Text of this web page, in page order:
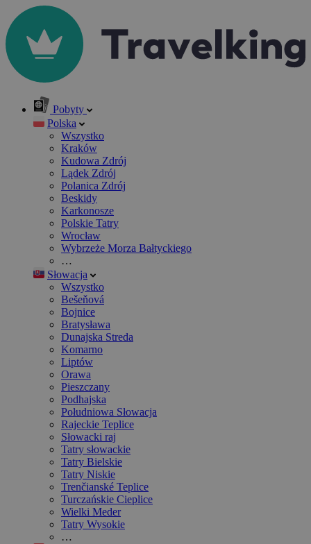
Pobyty
Polska
Wszystko
Kraków
Kudowa Zdrój
Lądek Zdrój
Polanica Zdrój
Beskidy
Karkonosze
Polskie Tatry
Wrocław
Wybrzeże Morza Bałtyckiego
…
Słowacja
Wszystko
Bešeňová
Bojnice
Bratysława
Dunajska Streda
Komarno
Liptów
Orawa
Pieszczany
Podhajska
Południowa Słowacja
Rajeckie Teplice
Słowacki raj
Tatry słowackie
Tatry Bielskie
Tatry Niskie
Trenčianské Teplice
Turczańskie Cieplice
Wielki Meder
Tatry Wysokie
…